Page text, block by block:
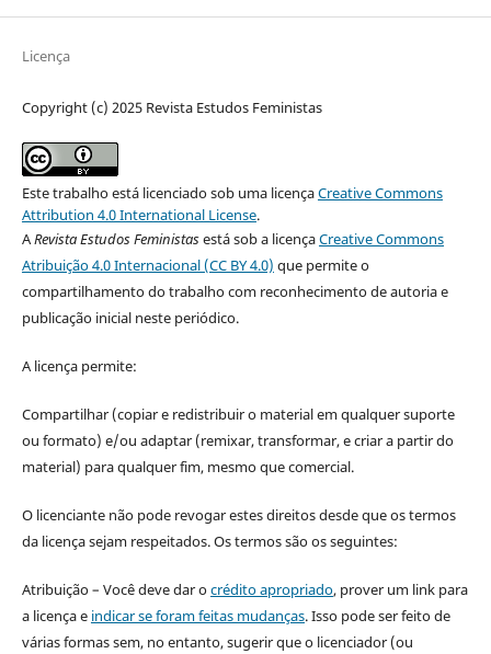
Licença
Copyright (c) 2025 Revista Estudos Feministas
Este trabalho está licenciado sob uma licençaCreative Commons
Attribution 4.0 International License.
ARevista Estudos Feministasestá sob a licençaCreative Commons
Atribuição 4.0 Internacional (CC BY 4.0) que permite o
compartilhamento do trabalho com reconhecimento de autoria e
publicação inicial neste periódico.
A licença permite:
Compartilhar (copiar e redistribuir o material em qualquer suporte
ou formato) e/ou adaptar (remixar, transformar, e criar a partir do
material) para qualquer fim, mesmo que comercial.
O licenciante não pode revogar estes direitos desde que os termos
da licença sejam respeitados. Os termos são os seguintes:
Atribuição – Você deve dar ocrédito apropriado, prover um link para
a licença e indicar se foram feitas mudanças. Isso pode ser feito de
várias formas sem, no entanto, sugerir que o licenciador (ou